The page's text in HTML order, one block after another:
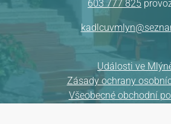
603 777 825
Události ve
Zásady ochrany
Všeobecné obchodní